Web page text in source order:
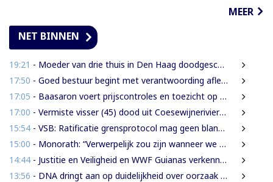
MEER
NET BINNEN
19:21 - Moeder van drie thuis in Den Haag doodgeschoten; verdachte ex-partner opgepakt na vluchten
17:50 - Goed bestuur begint met verantwoording afleggen
17:05 - Baasaron voert prijscontroles en toezicht op voedselveiligheid op
17:00 - Vermiste visser (45) dood uit Coesewijnerivier gehaald
15:54 - VSB: Ratificatie grensprotocol mag geen blanco cheque zijn
15:00 - Monorath: “Verwerpelijk zou zijn wanneer we de dingen zouden bedekken met de mantel der liefde”
14:44 - Justitie en Veiligheid en WWF Guianas verkennen verdere samenwerking
13:56 - DNA dringt aan op duidelijkheid over oorzaak massale vissterfte